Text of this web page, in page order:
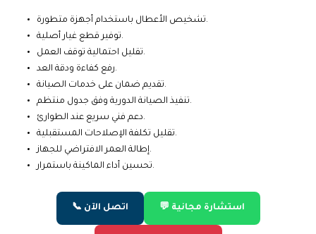
تشخيص الأعطال باستخدام أجهزة متطورة.
توفير قطع غيار أصلية.
تقليل احتمالية توقف العمل.
رفع كفاءة ودقة العد.
تقديم ضمان على خدمات الصيانة.
تنفيذ الصيانة الدورية وفق جدول منتظم.
دعم فني سريع عند الطوارئ.
تقليل تكلفة الإصلاحات المستقبلية.
إطالة العمر الافتراضي للجهاز.
تحسين أداء الماكينة باستمرار.
📞 اتصل الآن 💬 استشارة مجانية